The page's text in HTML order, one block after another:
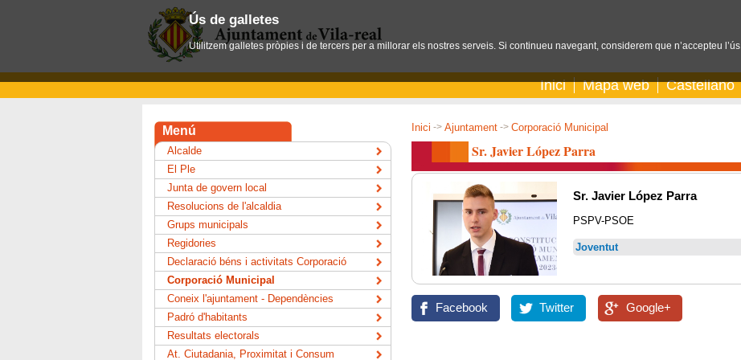
Inici Mapa web Castellano
Inici -> Ajuntament -> Corporació Municipal
Sr. Javier López Parra
Sr. Javier López Parra
PSPV-PSOE
Joventut
Facebook Twitter Google+
Menú
Alcalde
El Ple
Junta de govern local
Resolucions de l'alcaldia
Grups municipals
Regidories
Declaració béns i activitats Corporació
Corporació Municipal
Coneix l'ajuntament - Dependències
Padró d'habitants
Resultats electorals
At. Ciutadania, Proximitat i Consum
Ús de galletes
Utilitzem galletes pròpies i de tercers per a millorar els nostres serveis. Si continueu navegant, considerem que n’accepteu l’ús.